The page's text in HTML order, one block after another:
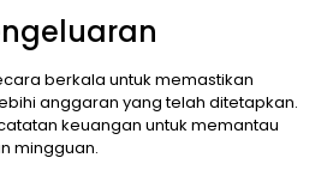
berkala untuk memastikan
anggaran yang telah ditetapkan.
keuangan untuk memantau
mingguan.